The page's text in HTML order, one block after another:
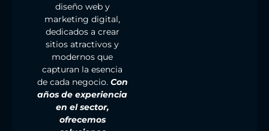
diseño web y
marketing digital,
dedicados a crear
sitios atractivos y
modernos que
capturan la esencia
de cada negocio. Con
años de experiencia
en el sector,
ofrecemos